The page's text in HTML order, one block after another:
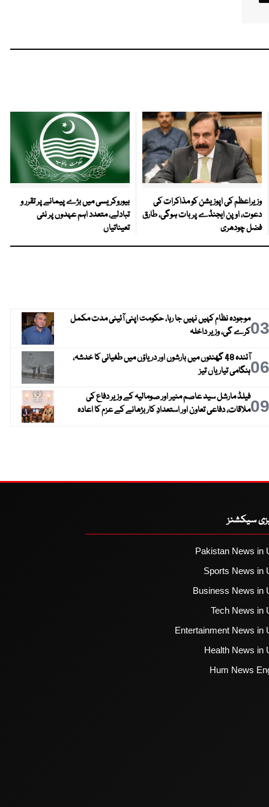
وزیراعظم کی اپوزیشن کو مذاکرات کی
دعوت، اوپن ایجنڈے پر بات ہوگی، طارق
فضل چودھری
بیوروکریسی میں بڑے پیمانے پر تقرر و
تبادلے، متعدد اہم عہدوں پر نئی
تعیناتیاں
03موجودہ نظام کہیں نہیں جا رہا، حکومت اپنی آئینی مدت مکمل
کرے گی، وزیر داخلہ
06
آئندہ 48 گھنٹوں میں بارشوں اور دریاؤں میں طغیانی کا خدشہ،
ہنگامی تیاریاں تیز
09فیلڈ مارشل سید عاصم منیر اور صومالیہ کے وزیر دفاع کی
ملاقات، دفاعی تعاون اور استعدادِ کار بڑھانے کے عزم کا اعادہ
سیکشنز
Pakistan News in
Sports News in
Business News in
Tech News in
Entertainment News in
Health News in
Hum News